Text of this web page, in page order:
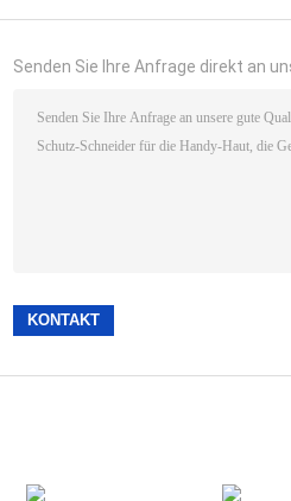
Senden Sie Ihre Anfrage direkt an